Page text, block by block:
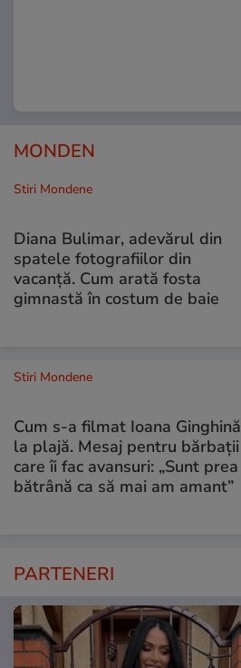
MONDEN
Stiri Mondene
Diana Bulimar, adevărul din
spatele fotografiilor din
vacanță. Cum arată fosta
gimnastă în costum de baie
Stiri Mondene
Cum s-a filmat Ioana Ginghină
la plajă. Mesaj pentru bărbații
care îi fac avansuri: „Sunt prea
bătrână ca să mai am amant”
PARTENERI